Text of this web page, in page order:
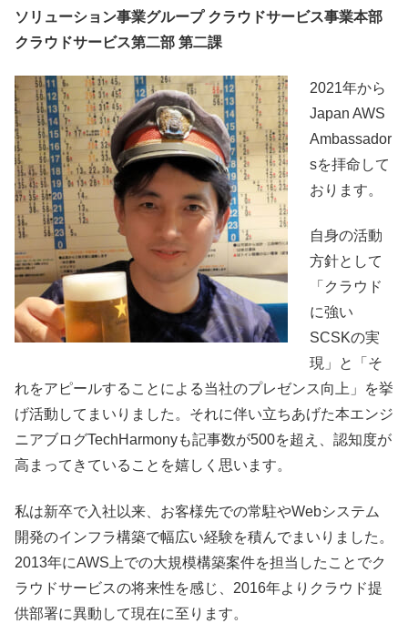
ソリューション事業グループ クラウドサービス事業本部
クラウドサービス第二部 第二課
2021年から
Japan AWS
Ambassador
sを拝命して
おります。
自身の活動
方針として
「クラウド
に強い
SCSKの実
現」と「そ
れをアピールすることによる当社のプレゼンス向上」を挙
げ活動してまいりました。それに伴い立ちあげた本エンジ
ニアブログTechHarmonyも記事数が500を超え、認知度が
高まってきていることを嬉しく思います。
私は新卒で入社以来、お客様先での常駐やWebシステム
開発のインフラ構築で幅広い経験を積んでまいりました。
2013年にAWS上での大規模構築案件を担当したことでク
ラウドサービスの将来性を感じ、2016年よりクラウド提
供部署に異動して現在に至ります。